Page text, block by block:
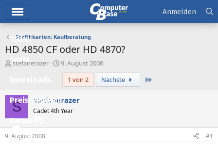
Ticker
Tests
Preisvergleich
Forum
Aktuelles
Anmelden
Grafikkarten: Kaufberatung
HD 4850 CF oder HD 4870?
E
e
l
e
r
stefanerazer
E
t
e
m
9. August 2008
1 von 2
Nächste
S stefanerazer
Cadet 4th Year
9. August 2008 #1